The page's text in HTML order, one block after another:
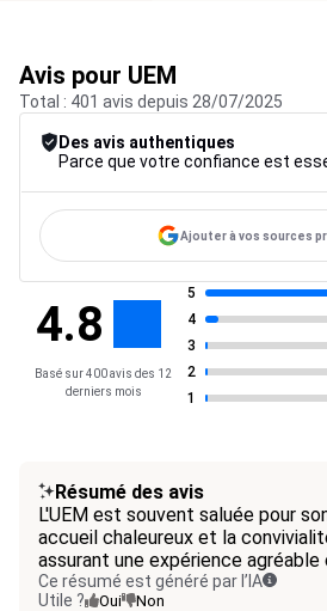
Avis pour UEM
Total : 401 avis depuis 28/07/2025
Des avis authentiques
Ajouter à vos sources
4.8
Basé sur 400 avis des 12
derniers mois
5
4
3
2
1
Résumé des avis
L'UEM est souvent saluée pour
accueil chaleureux et la
assurant une expérience
Ce résumé est généré par l’IA
Utile ?
Oui Non